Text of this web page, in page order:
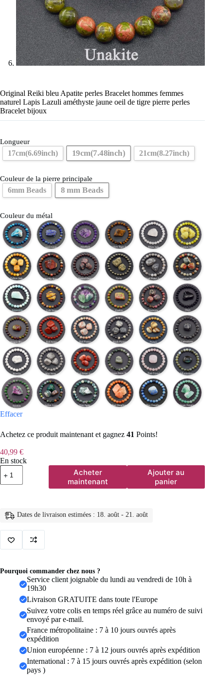
Original Reiki bleu Apatite perles Bracelet hommes femmes
naturel Lapis Lazuli améthyste jaune oeil de tigre pierre perles
Bracelet bijoux
Longueur
17cm(6.69inch) 19cm(7.48inch) 21cm(8.27inch)
Couleur de la pierre principale
6mm Beads 8 mm Beads
Couleur du métal
Effacer
Achetez ce produit maintenant et gagnez 41 Points!
40,99 €
En stock
quantité
de
Original
perles
femmes
naturel
Lazuli
améthyste
Bracelet
Acheter
maintenant
Ajouter au
panier
Dates de livraison estimées : 18. août - 21. août
Pourquoi commander chez nous ?
Service client joignable du lundi au vendredi de 10h à
19h30
Livraison GRATUITE dans toute l'Europe
Suivez votre colis en temps réel grâce au numéro de suivi
envoyé par e-mail.
France métropolitaine : 7 à 10 jours ouvrés après
expédition
Union européenne : 7 à 12 jours ouvrés après expédition
International : 7 à 15 jours ouvrés après expédition (selon
pays )